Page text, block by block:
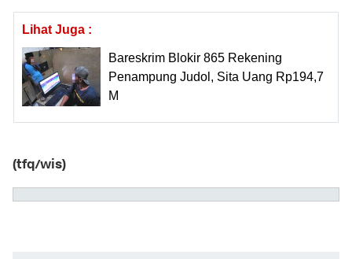
Lihat Juga :
Bareskrim Blokir 865 Rekening
Penampung Judol, Sita Uang Rp194,7
M
(tfq/wis)